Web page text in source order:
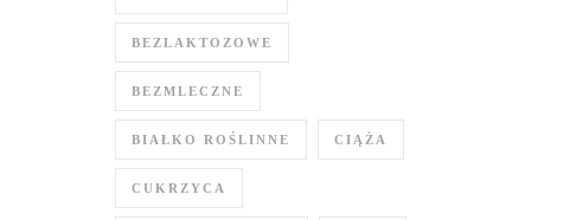
BEZLAKTOZOWE
BEZMLECZNE
BIAŁKO ROŚLINNE CIĄŻA
CUKRZYCA